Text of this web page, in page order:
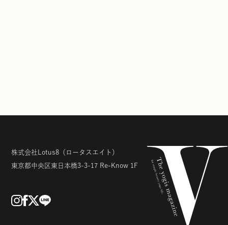
株式会社Lotus8 （ロータスエイト）
東京都中央区東日本橋3-3-17 Re-Know 1F